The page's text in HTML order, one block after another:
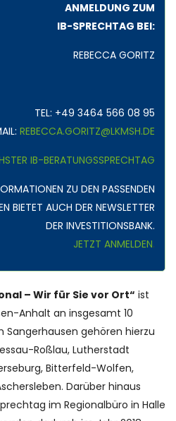
ANMELDUNG ZUM
IB-SPRECHTAG BEI:
REBECCA GORITZ
TEL: +49 3464 566 08 95
REBECCA.GORITZ@LKMSH.DE
IB-BERATUNGSSPRECHTAG
ZU DEN PASSENDEN
BIETET AUCH DER NEWSLETTER
DER INVESTITIONSBANK.
JETZT ANMELDEN.
– Wir für Sie vor Ort“ ist
Anhalt an insgesamt 10
Sangerhausen gehören hierzu
Roßlau, Lutherstadt
Bitterfeld-Wolfen,
Darüber hinaus
im Regionalbüro in Halle